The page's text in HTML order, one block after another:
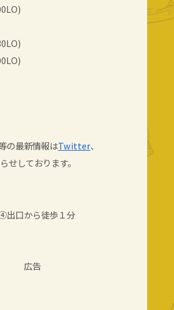
の最新情報はTwitter、
せしております。
出口から徒歩１分
広告